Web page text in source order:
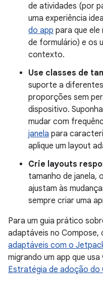
de atividades (por
uma experiência
do app para que
de formulário) e os
contexto.
Use classes de
suporte a
proporções sem
dispositivo.
mudar com
janela para
aplique um layout
Crie layouts
tamanho de janela,
ajustam às
sempre criar uma
Para um guia prático
adaptáveis no Compose,
adaptáveis com o
migrando um app que
Estratégia de adoção do